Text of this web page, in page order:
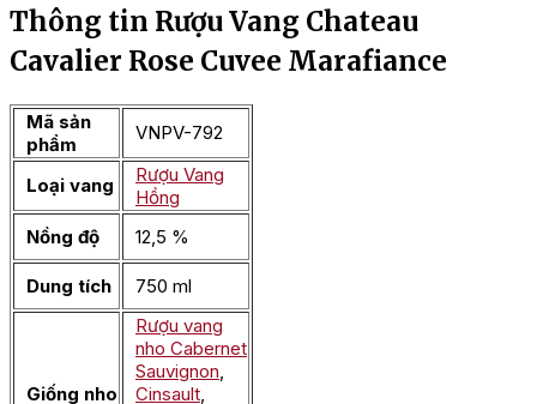
Thông tin Rượu Vang Chateau
Cavalier Rose Cuvee Marafiance
Mã sản
phẩm
VNPV-792
Loại vang
Rượu Vang
Hồng
Nồng độ
12,5 %
Dung tích 750 ml
Giống nho
Rượu vang
nho Cabernet
Sauvignon
Cinsault